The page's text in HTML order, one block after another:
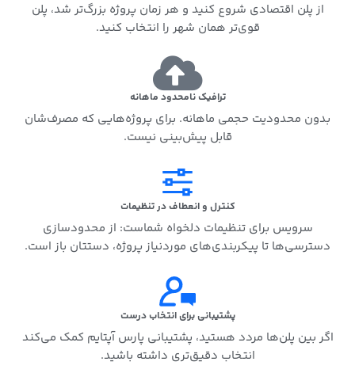
از پلن اقتصادی شروع کنید و هر زمان پروژه بزرگ‌تر شد، پلن
قوی‌تر همان شهر را انتخاب کنید.
ترافیک نامحدود ماهانه
بدون محدودیت حجمی ماهانه. برای پروژه‌هایی که مصرف‌شان
قابل پیش‌بینی نیست.
کنترل و انعطاف در تنظیمات
سرویس برای تنظیمات دلخواه شماست: از محدودسازی
دسترسی‌ها تا پیکربندی‌های موردنیاز پروژه، دستتان باز است.
پشتیبانی برای انتخاب درست
اگر بین پلن‌ها مردد هستید، پشتیبانی پارس آپتایم کمک می‌کند
انتخاب دقیق‌تری داشته باشید.